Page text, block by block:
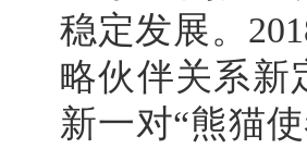
稳定发展。
略伙伴关系新
新一对“熊猫